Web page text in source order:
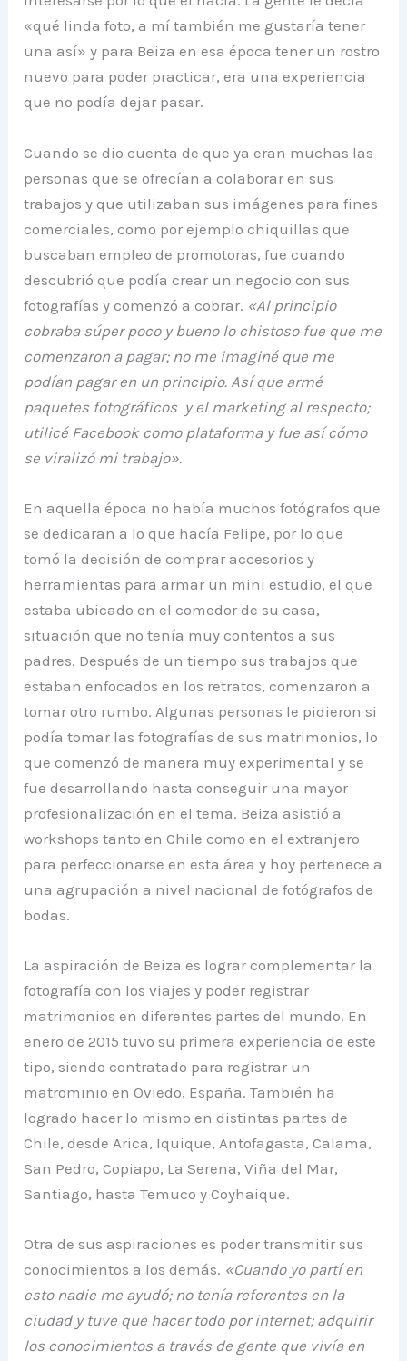
«qué linda foto, a mí también me gustaría tener
una así» y para Beiza en esa época tener un rostro
nuevo para poder practicar, era una experiencia
que no podía dejar pasar.
Cuando se dio cuenta de que ya eran muchas las
personas que se ofrecían a colaborar en sus
trabajos y que utilizaban sus imágenes para fines
comerciales, como por ejemplo chiquillas que
buscaban empleo de promotoras, fue cuando
descubrió que podía crear un negocio con sus
fotografías y comenzó a cobrar. «Al principio
cobraba súper poco y bueno lo chistoso fue que me
comenzaron a pagar; no me imaginé que me
podían pagar en un principio. Así que armé
paquetes fotográficos y el marketing al respecto;
utilicé Facebook como plataforma y fue así cómo
se viralizó mi trabajo».
En aquella época no había muchos fotógrafos que
se dedicaran a lo que hacía Felipe, por lo que
tomó la decisión de comprar accesorios y
herramientas para armar un mini estudio, el que
estaba ubicado en el comedor de su casa,
situación que no tenía muy contentos a sus
padres. Después de un tiempo sus trabajos que
estaban enfocados en los retratos, comenzaron a
tomar otro rumbo. Algunas personas le pidieron si
podía tomar las fotografías de sus matrimonios, lo
que comenzó de manera muy experimental y se
fue desarrollando hasta conseguir una mayor
profesionalización en el tema. Beiza asistió a
workshops tanto en Chile como en el extranjero
para perfeccionarse en esta área y hoy pertenece a
una agrupación a nivel nacional de fotógrafos de
bodas.
La aspiración de Beiza es lograr complementar la
fotografía con los viajes y poder registrar
matrimonios en diferentes partes del mundo. En
enero de 2015 tuvo su primera experiencia de este
tipo, siendo contratado para registrar un
matrominio en Oviedo, España. También ha
logrado hacer lo mismo en distintas partes de
Chile, desde Arica, Iquique, Antofagasta, Calama,
San Pedro, Copiapo, La Serena, Viña del Mar,
Santiago, hasta Temuco y Coyhaique.
Otra de sus aspiraciones es poder transmitir sus
conocimientos a los demás. «Cuando yo partí en
esto nadie me ayudó; no tenía referentes en la
ciudad y tuve que hacer todo por internet; adquirir
los conocimientos a través de gente que vivía en